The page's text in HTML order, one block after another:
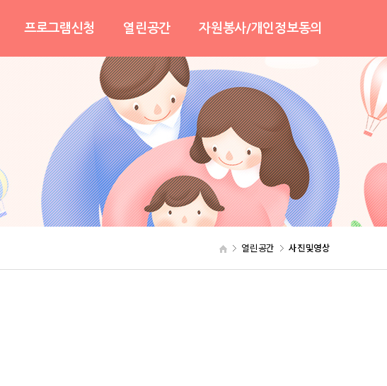
프로그램신청
참여후기
열린공간
센터소식
사진및영상
보도자료
자유게시판
온라인상담
센터일정안내
자원봉사/개인정보동의
자원봉사활동안내
자원봉사활동신청
개인정보동의
협력기관
열린공간 사진및영상